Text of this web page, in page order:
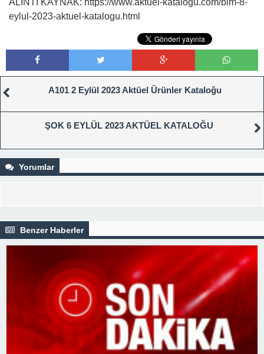
eylul-2023-aktuel-katalogu.html
A101 2 Eylül 2023 Aktüel Ürünler Kataloğu
ŞOK 6 EYLÜL 2023 AKTÜEL KATALOĞU
Yorumlar
Benzer Haberler